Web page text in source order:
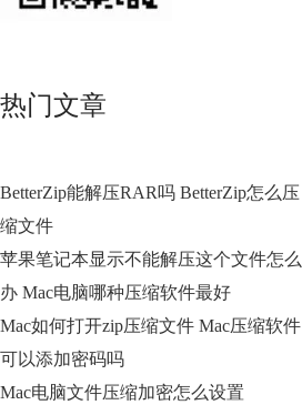
热门文章
BetterZip能解压RAR吗 BetterZip怎么压
缩文件
苹果笔记本显示不能解压这个文件怎么
办 Mac电脑哪种压缩软件最好
Mac如何打开zip压缩文件 Mac压缩软件
可以添加密码吗
Mac电脑文件压缩加密怎么设置